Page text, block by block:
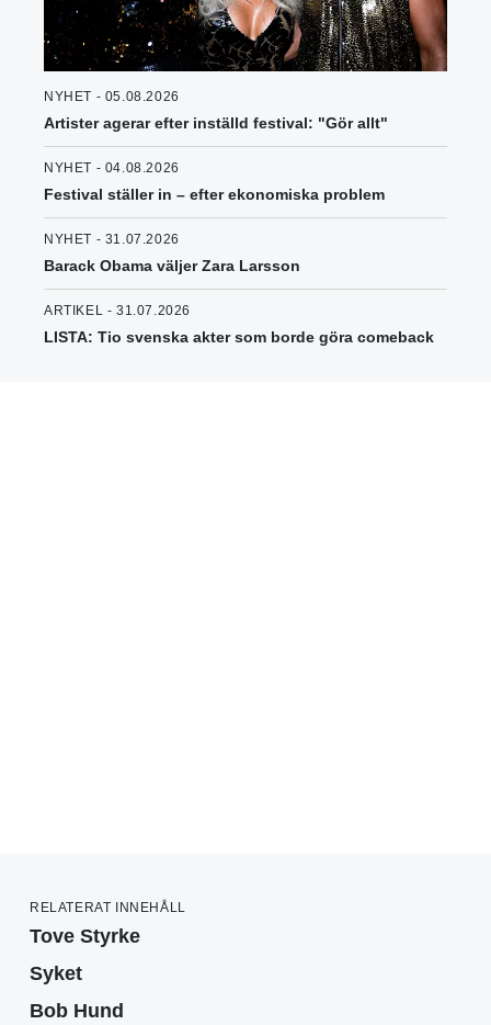
NYHET - 05.08.2026
Artister agerar efter inställd festival: "Gör allt"
NYHET - 04.08.2026
Festival ställer in – efter ekonomiska problem
NYHET - 31.07.2026
Barack Obama väljer Zara Larsson
ARTIKEL - 31.07.2026
LISTA: Tio svenska akter som borde göra comeback
RELATERAT INNEHÅLL
Tove Styrke
Syket
Bob Hund